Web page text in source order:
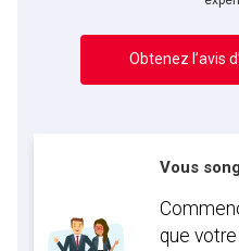
Obtenez l’avis
Vous
que